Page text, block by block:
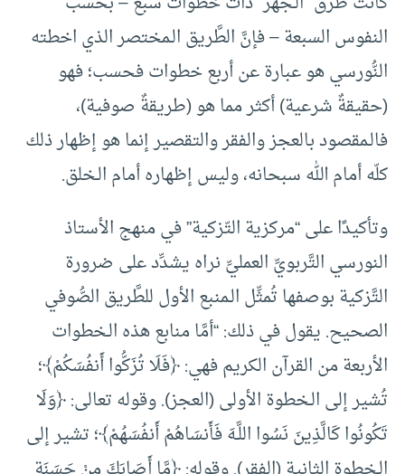
النفوس السبعة – فإنَّ الطَّريق الـمختصر الذي اخطته
النُّورسي هو عبارة عن أربع خطوات فحسب؛ فهو
(حقيقةٌ شرعية) أكثر مما هو (طريقةٌ صوفية)،
فالـمقصود بالعجز والفقر والتقصير إنما هو إظهار ذلك
كلّه أمام الله سبحانه، وليس إظهاره أمام الـخلق.
وتأكيدًا على “مركزية التّزكية” في منهج الأستاذ
النورسي التَّربويِّ العمليِّ نراه يشدِّد على ضرورة
التَّزكية بوصفها تُمثِّل الـمنبع الأول للطَّريق الصُّوفي
الصحيح. يقول في ذلك: “أمَّا منابع هذه الـخطوات
الأربعة من القرآن الكريم فهي: ﴿فَلَا تُزَكُّوا أَنفُسَكُمْ﴾؛
تُشير إلى الـخطوة الأولى (العجز). وقوله تعالى: ﴿وَلَا
تَكُونُوا كَالَّذِينَ نَسُوا اللَّـهَ فَأَنسَاهُمْ أَنفُسَهُمْ﴾؛ تشير إلى